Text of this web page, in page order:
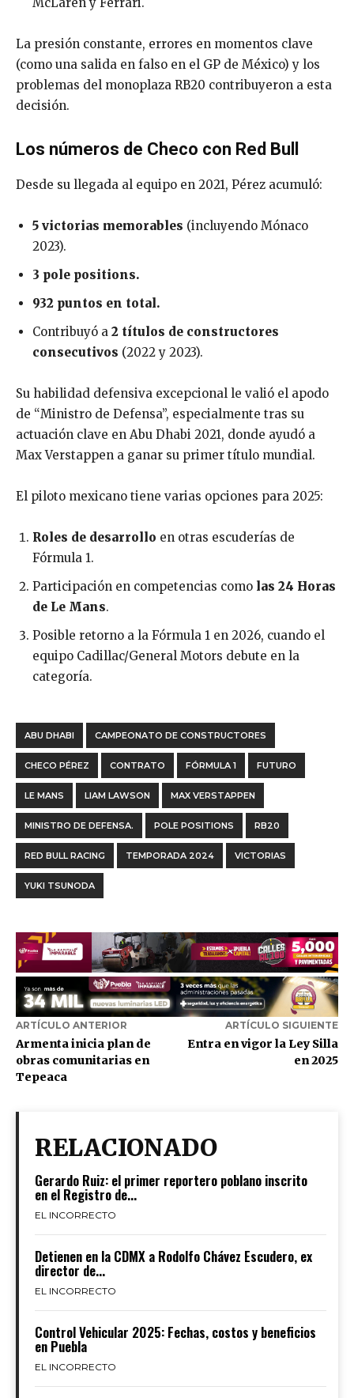
La presión constante, errores en momentos clave
(como una salida en falso en el GP de México) y los
problemas del monoplaza RB20 contribuyeron a esta
decisión.
Los números de Checo con Red Bull
Desde su llegada al equipo en 2021, Pérez acumuló:
5 victorias memorables (incluyendo Mónaco
2023).
3 pole positions.
932 puntos en total.
Contribuyó a 2 títulos de constructores
consecutivos (2022 y 2023).
Su habilidad defensiva excepcional le valió el apodo
de “Ministro de Defensa”, especialmente tras su
actuación clave en Abu Dhabi 2021, donde ayudó a
Max Verstappen a ganar su primer título mundial.
El piloto mexicano tiene varias opciones para 2025:
Roles de desarrollo en otras escuderías de
Fórmula 1.
Participación en competencias como las 24 Horas
de Le Mans.
Posible retorno a la Fórmula 1 en 2026, cuando el
equipo Cadillac/General Motors debute en la
categoría.
ABU DHABI CAMPEONATO DE CONSTRUCTORES
CHECO PÉREZ CONTRATO FÓRMULA 1 FUTURO
LE MANS LIAM LAWSON MAX VERSTAPPEN
MINISTRO DE DEFENSA. POLE POSITIONS RB20
RED BULL RACING TEMPORADA 2024 VICTORIAS
YUKI TSUNODA
ARTÍCULO ANTERIOR
Armenta inicia plan de
obras comunitarias en
Tepeaca
ARTÍCULO SIGUIENTE
Entra en vigor la Ley Silla
en 2025
RELACIONADO
Gerardo Ruiz: el primer reportero poblano inscrito
en el Registro de...
EL INCORRECTO
Detienen en la CDMX a Rodolfo Chávez Escudero, ex
director de...
EL INCORRECTO
Control Vehicular 2025: Fechas, costos y beneficios
en Puebla
EL INCORRECTO